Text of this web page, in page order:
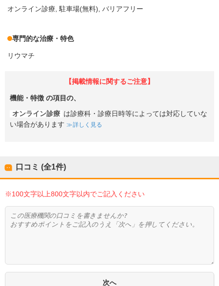
オンライン診療 駐車場(無料) バリアフリー
専門的な治療・特色
リウマチ
【掲載情報に関するご注意】
機能・特徴 の項目の、
オンライン診療 は診療科・診療日時等によっては対応していな
い場合があります
詳しく見る
口コミ (全1件)
※100文字以上800文字以内でご記入ください